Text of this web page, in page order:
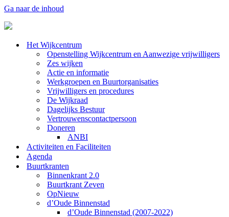
Ga naar de inhoud
Het Wijkcentrum
Openstelling Wijkcentrum en Aanwezige vrijwilligers
Zes wijken
Actie en informatie
Werkgroepen en Buurtorganisaties
Vrijwilligers en procedures
De Wijkraad
Dagelijks Bestuur
Vertrouwenscontactpersoon
Doneren
ANBI
Activiteiten en Faciliteiten
Agenda
Buurtkranten
Binnenkrant 2.0
Buurtkrant Zeven
OpNieuw
d’Oude Binnenstad
d’Oude Binnenstad (2007-2022)